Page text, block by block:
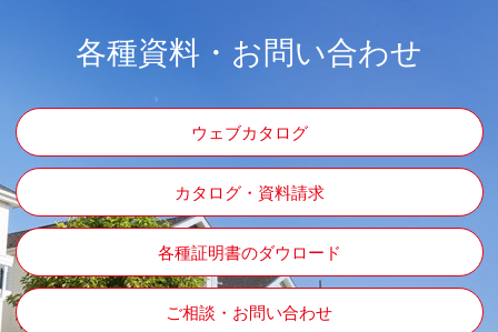
各種資料・お問い合わせ
ウェブカタログ
カタログ・資料請求
各種証明書のダウロード
ご相談・お問い合わせ